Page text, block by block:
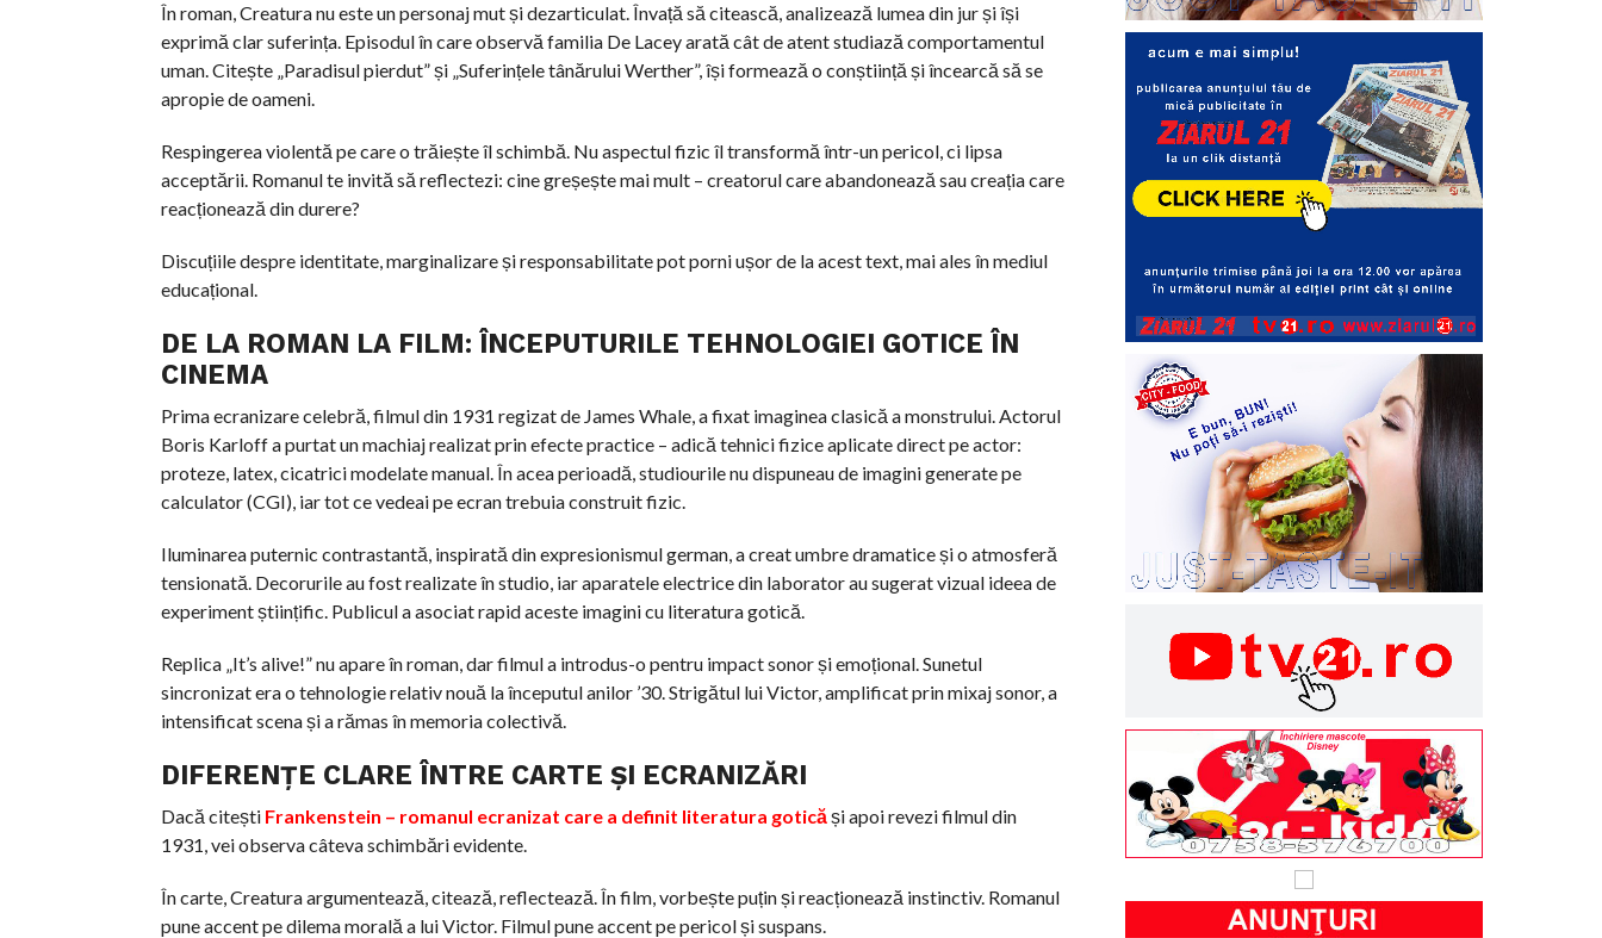
În roman, Creatura nu este un personaj mut și dezarticulat. Învață să citească, analizează lumea din jur și își
exprimă clar suferința. Episodul în care observă familia De Lacey arată cât de atent studiază comportamentul
uman. Citește „Paradisul pierdut” și „Suferințele tânărului Werther”, își formează o conștiință și încearcă să se
apropie de oameni.
Respingerea violentă pe care o trăiește îl schimbă. Nu aspectul fizic îl transformă într-un pericol, ci lipsa
acceptării. Romanul te invită să reflectezi: cine greșește mai mult – creatorul care abandonează sau creația care
reacționează din durere?
Discuțiile despre identitate, marginalizare și responsabilitate pot porni ușor de la acest text, mai ales în mediul
educațional.
DE LA ROMAN LA FILM: ÎNCEPUTURILE TEHNOLOGIEI GOTICE ÎN
CINEMA
Prima ecranizare celebră, filmul din 1931 regizat de James Whale, a fixat imaginea clasică a monstrului. Actorul
Boris Karloff a purtat un machiaj realizat prin efecte practice – adică tehnici fizice aplicate direct pe actor:
proteze, latex, cicatrici modelate manual. În acea perioadă, studiourile nu dispuneau de imagini generate pe
calculator (CGI), iar tot ce vedeai pe ecran trebuia construit fizic.
Iluminarea puternic contrastantă, inspirată din expresionismul german, a creat umbre dramatice și o atmosferă
tensionată. Decorurile au fost realizate în studio, iar aparatele electrice din laborator au sugerat vizual ideea de
experiment științific. Publicul a asociat rapid aceste imagini cu literatura gotică.
Replica „It’s alive!” nu apare în roman, dar filmul a introdus-o pentru impact sonor și emoțional. Sunetul
sincronizat era o tehnologie relativ nouă la începutul anilor ’30. Strigătul lui Victor, amplificat prin mixaj sonor, a
intensificat scena și a rămas în memoria colectivă.
DIFERENȚE CLARE ÎNTRE CARTE ȘI ECRANIZĂRI
Dacă citești Frankenstein – romanul ecranizat care a definit literatura goticăși apoi revezi filmul din
1931, vei observa câteva schimbări evidente.
În carte, Creatura argumentează, citează, reflectează. În film, vorbește puțin și reacționează instinctiv. Romanul
pune accent pe dilema morală a lui Victor. Filmul pune accent pe pericol și suspans.